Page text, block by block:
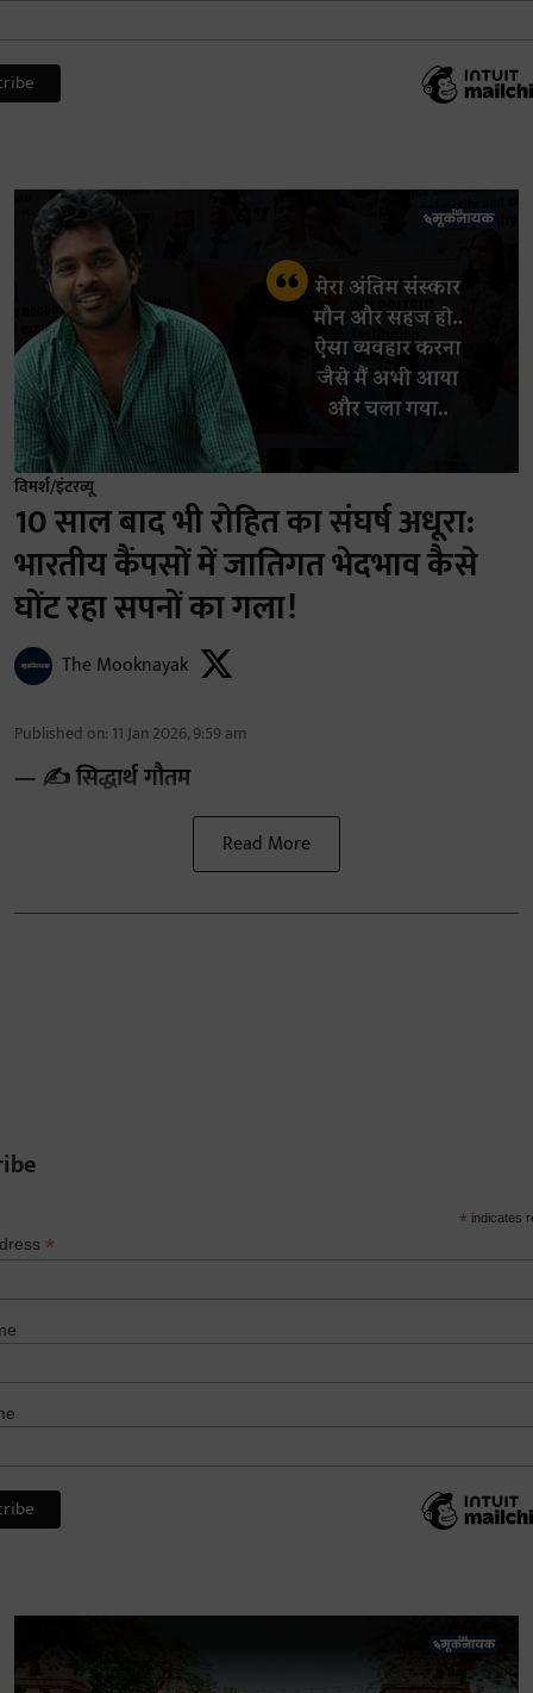
विमर्श/इंटरव्यू
10 साल बाद भी रोहित का संघर्ष अधूरा:
भारतीय कैंपसों में जातिगत भेदभाव कैसे
घोंट रहा सपनों का गला!
The Mooknayak
Published on: 11 Jan 2026, 9:59 am
— ✍️ सिद्धार्थ गौतम
Read More
* indicates
*